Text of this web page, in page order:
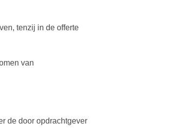
tenzij in de offerte
van
de door opdrachtgever